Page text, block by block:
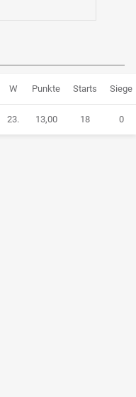
W Punkte Starts Siege
23. 13,00 18 0